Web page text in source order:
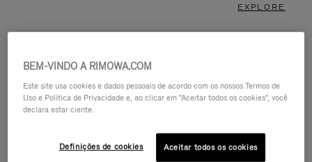
EXPLORE
BEM-VINDO A RIMOWA.COM
Este site usa cookies e dados pessoais de acordo com os nossos Termos de
Uso e Política de Privacidade e, ao clicar em "Aceitar todos os cookies", você
declara estar ciente.
Definições de cookies Aceitar todos os cookies